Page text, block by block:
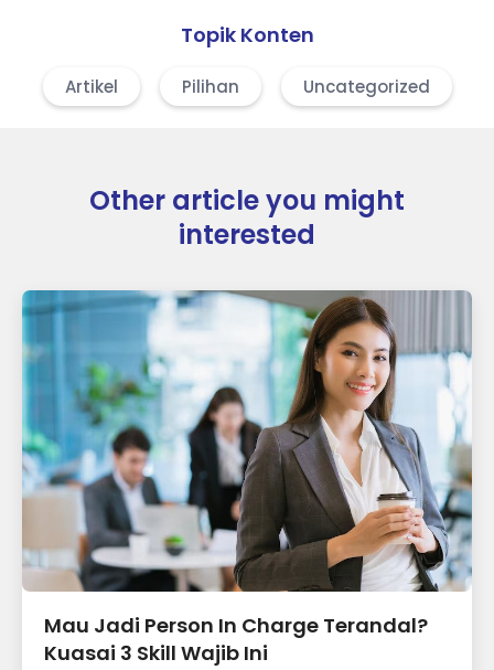
Topik Konten
Artikel Pilihan Uncategorized
Other article you might
interested
Mau Jadi Person In Charge Terandal?
Kuasai 3 Skill Wajib Ini